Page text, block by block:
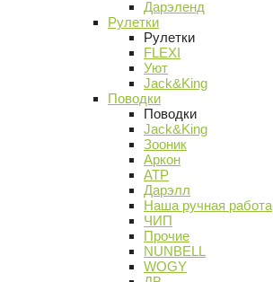
Дарэленд
Рулетки
Рулетки
FLEXI
Уют
Jack&King
Поводки
Поводки
Jack&King
Зооник
Аркон
АТР
Дарэлл
Наша ручная работа
ЧИП
Прочие
NUNBELL
WOGY